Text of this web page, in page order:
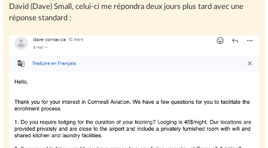
David (Dave) Small, celui-ci me répondra deux jours plus tard avec une
réponse standard :